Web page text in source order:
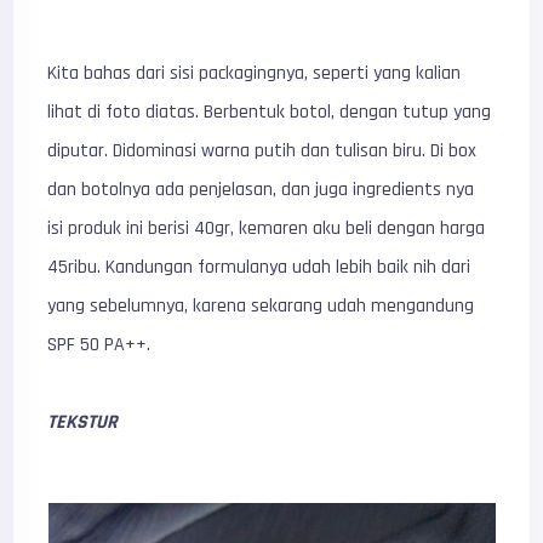
Kita bahas dari sisi packagingnya, seperti yang kalian
lihat di foto diatas. Berbentuk botol, dengan tutup yang
diputar. Didominasi warna putih dan tulisan biru. Di box
dan botolnya ada penjelasan, dan juga ingredients nya
isi produk ini berisi 40gr, kemaren aku beli dengan harga
45ribu. Kandungan formulanya udah lebih baik nih dari
yang sebelumnya, karena sekarang udah mengandung
SPF 50 PA++.
TEKSTUR